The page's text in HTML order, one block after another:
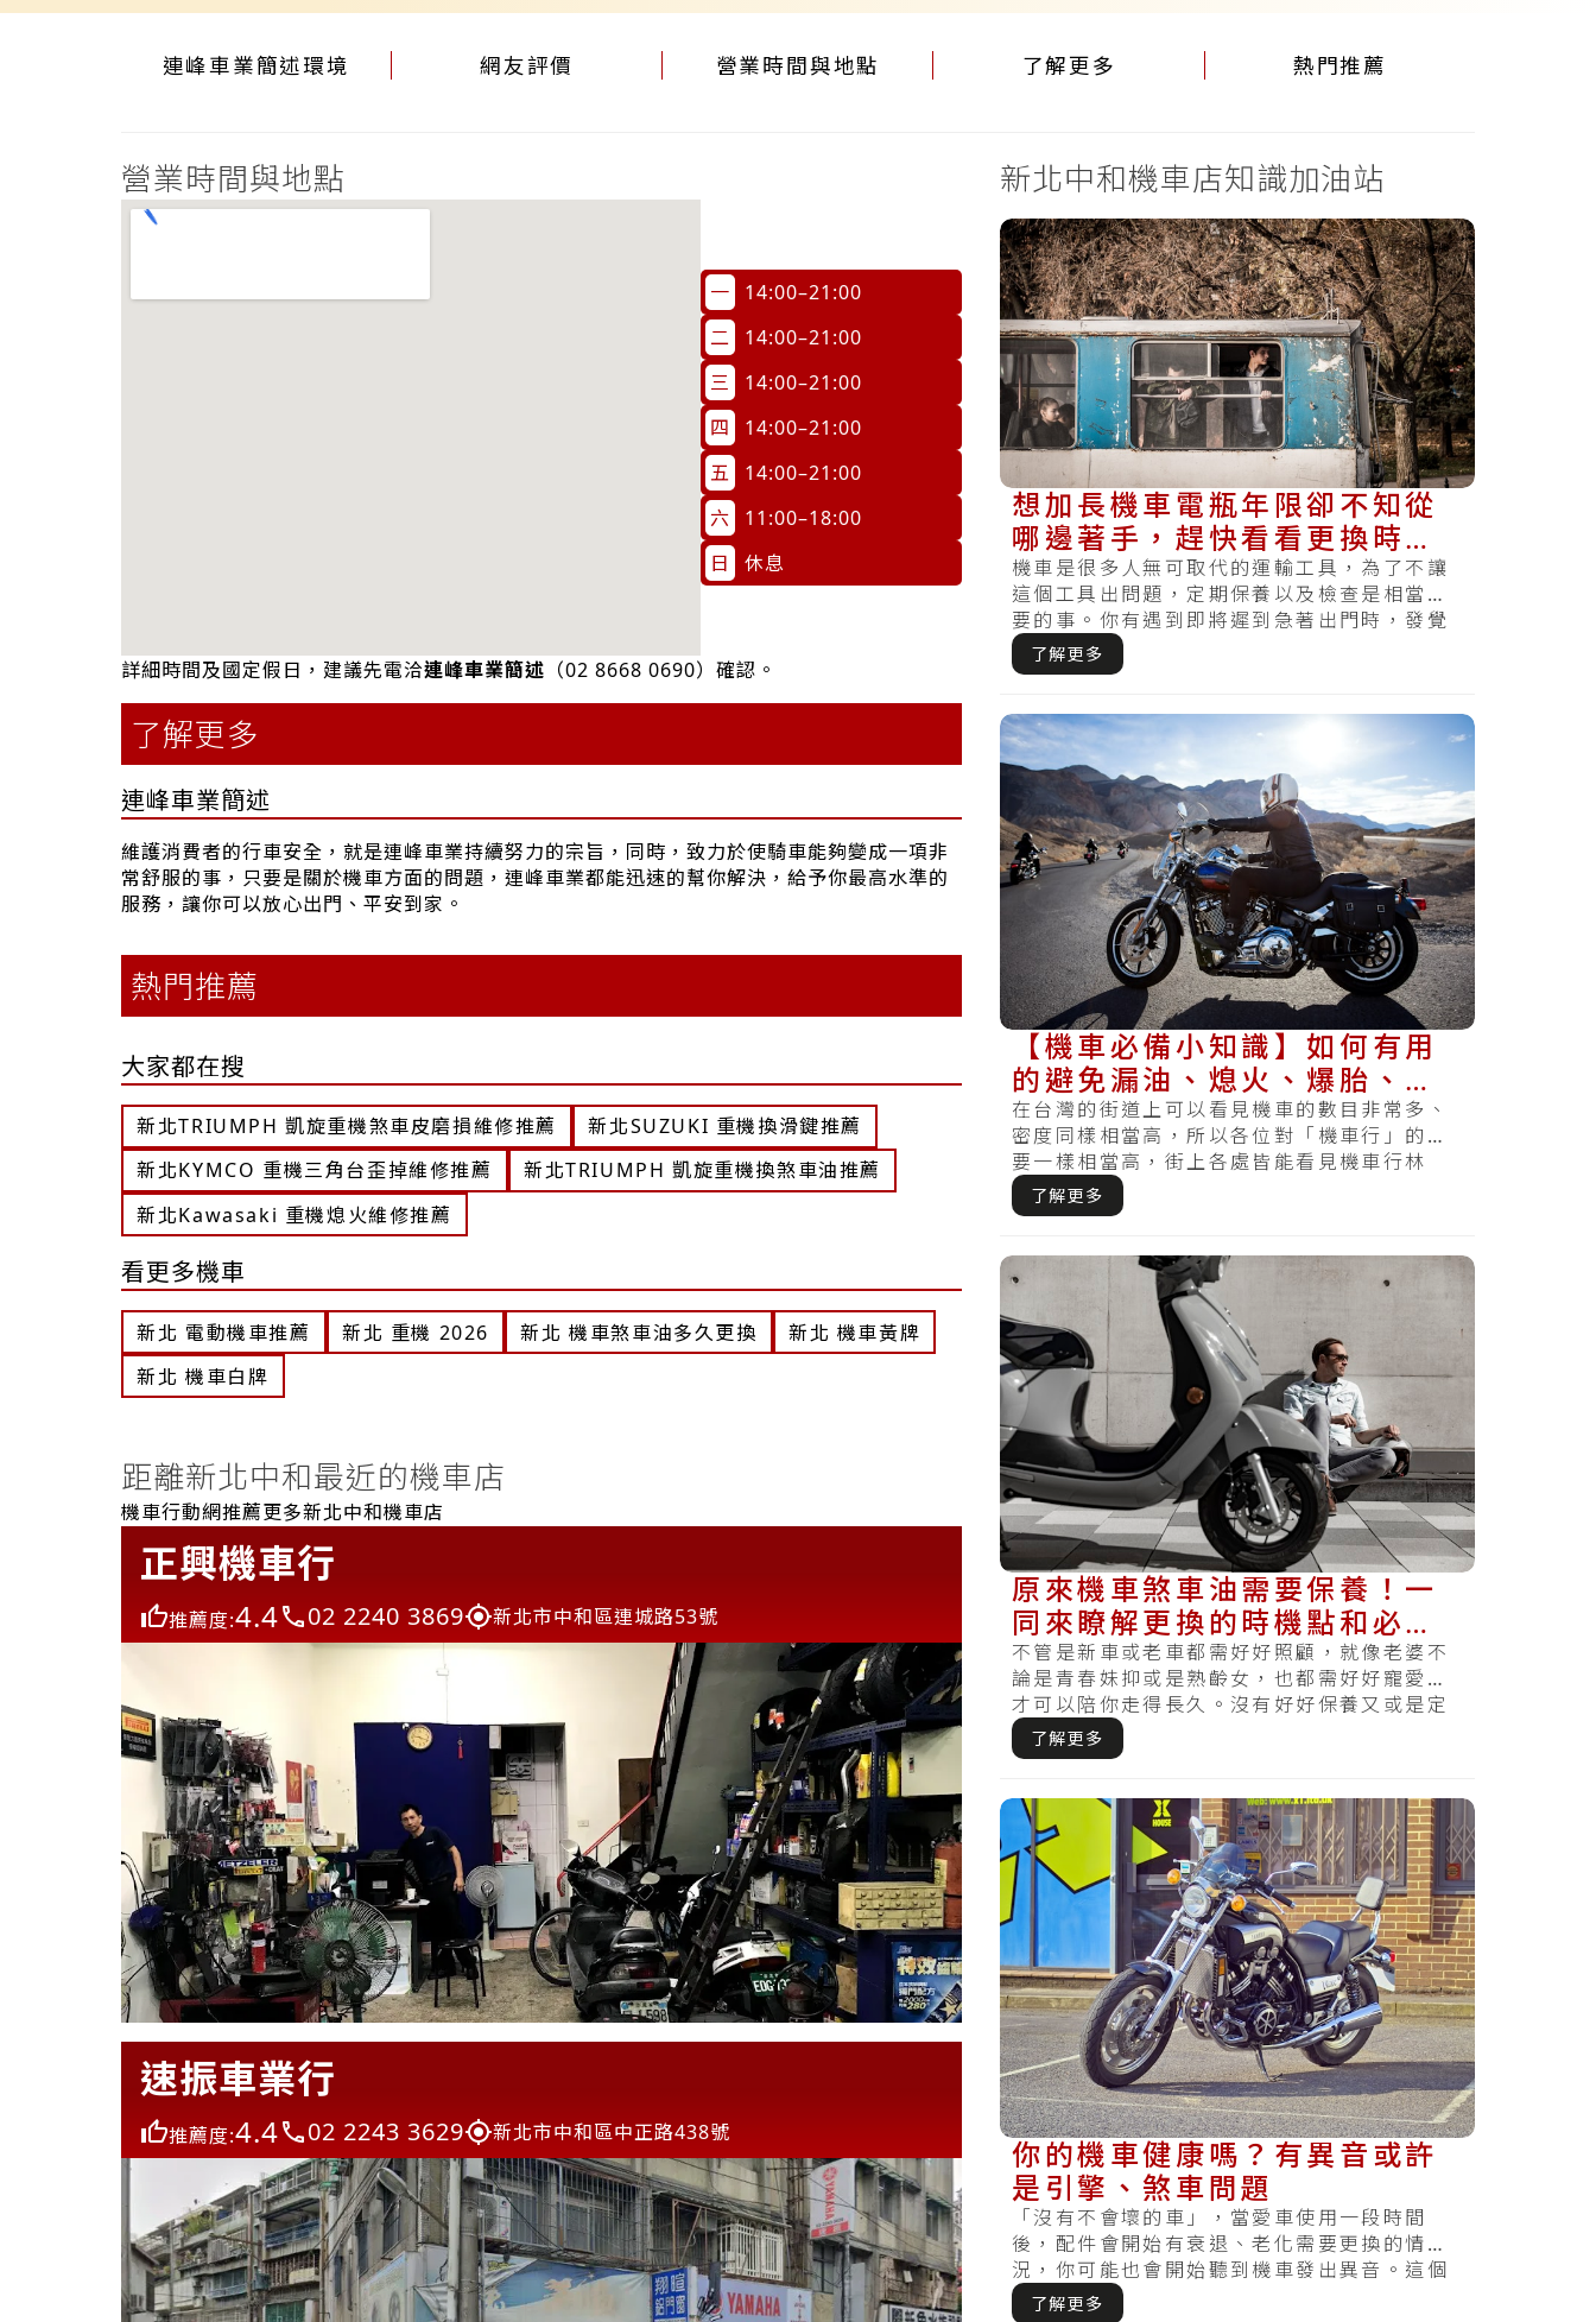
連峰車業簡述環境 網友評價 營業時間與地點 了解更多 熱門推薦
營業時間與地點
一
14:00–21:00
二
14:00–21:00
三
14:00–21:00
四
14:00–21:00
五
14:00–21:00
六
11:00–18:00
日
休息
詳細時間及國定假日，建議先電洽連峰車業簡述 （02 8668 0690）確認。
了解更多
連峰車業簡述
維護消費者的行車安全，就是連峰車業持續努力的宗旨，同時，致力於使騎車能夠變成一項非
常舒服的事，只要是關於機車方面的問題，連峰車業都能迅速的幫你解決，給予你最高水準的
服務，讓你可以放心出門、平安到家。
熱門推薦
大家都在搜
新北TRIUMPH 凱旋重機煞車皮磨損維修推薦
新北SUZUKI 重機換滑鍵推薦
新北KYMCO 重機三角台歪掉維修推薦
新北TRIUMPH 凱旋重機換煞車油推薦
新北Kawasaki 重機熄火維修推薦
看更多機車
新北 電動機車推薦 新北 重機 2026 新北 機車煞車油多久更換
新北 機車黃牌
新北 機車白牌
距離新北中和最近的機車店
機車行動網推薦更多新北中和機車店
正興機車行
推薦度:4.4 02 2240 3869 新北市中和區連城路53號
速振車業行
推薦度:4.4 02 2243 3629 新北市中和區中正路438號
新北中和機車店知識加油站
想加長機車電瓶年限卻不知從
哪邊著手，趕快看看更換時間
以及基礎的保養方法
機車是很多人無可取代的運輸工具，為了不讓
這個工具出問題，定期保養以及檢查是相當重
要的事。你有遇到即將遲到急著出門時，發覺
電瓶沒電怎麼樣都.....
了解更多
【機車必備小知識】如何有用
的避免漏油、熄火、爆胎、拋
錨再一次發生？
在台灣的街道上可以看見機車的數目非常多、
密度同樣相當高，所以各位對「機車行」的需
要一樣相當高，街上各處皆能看見機車行林
立。對喜愛車的機車.....
了解更多
原來機車煞車油需要保養！一
同來瞭解更換的時機點和必要
性，使你不會又煞不住
不管是新車或老車都需好好照顧，就像老婆不
論是青春妹抑或是熟齡女，也都需好好寵愛，
才可以陪你走得長久。沒有好好保養又或是定
期檢查，哪天察覺.....
了解更多
你的機車健康嗎？有異音或許
是引擎、煞車問題
「沒有不會壞的車」，當愛車使用一段時間
後，配件會開始有衰退、老化需要更換的情
況，你可能也會開始聽到機車發出異音。這個
時候搞清楚車輛的異音.....
了解更多